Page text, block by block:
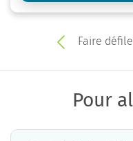
Faire
Pour